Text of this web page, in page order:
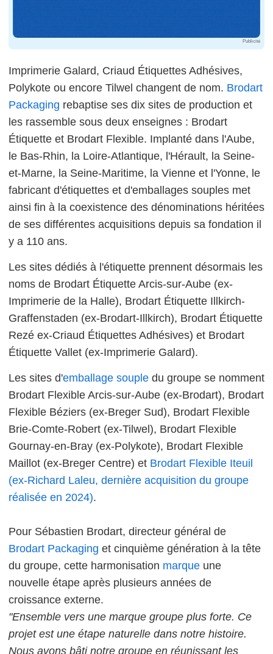
Publicité
Imprimerie Galard, Criaud Étiquettes Adhésives,
Polykote ou encore Tilwel changent de nom. Brodart
Packaging rebaptise ses dix sites de production et
les rassemble sous deux enseignes : Brodart
Étiquette et Brodart Flexible. Implanté dans l'Aube,
le Bas-Rhin, la Loire-Atlantique, l'Hérault, la Seine-
et-Marne, la Seine-Maritime, la Vienne et l'Yonne, le
fabricant d'étiquettes et d'emballages souples met
ainsi fin à la coexistence des dénominations héritées
de ses différentes acquisitions depuis sa fondation il
y a 110 ans.
Les sites dédiés à l'étiquette prennent désormais les
noms de Brodart Étiquette Arcis-sur-Aube (ex-
Imprimerie de la Halle), Brodart Étiquette Illkirch-
Graffenstaden (ex-Brodart-Illkirch), Brodart Étiquette
Rezé ex-Criaud Étiquettes Adhésives) et Brodart
Étiquette Vallet (ex-Imprimerie Galard).
Les sites d'emballage souple du groupe se nomment
Brodart Flexible Arcis-sur-Aube (ex-Brodart), Brodart
Flexible Béziers (ex-Breger Sud), Brodart Flexible
Brie-Comte-Robert (ex-Tilwel), Brodart Flexible
Gournay-en-Bray (ex-Polykote), Brodart Flexible
Maillot (ex-Breger Centre) et Brodart Flexible Iteuil
(ex-Richard Laleu, dernière acquisition du groupe
réalisée en 2024).
Pour Sébastien Brodart, directeur général de
Brodart Packaging et cinquième génération à la tête
du groupe, cette harmonisation marque une
nouvelle étape après plusieurs années de
croissance externe.
"Ensemble vers une marque groupe plus forte. Ce
projet est une étape naturelle dans notre histoire.
Nous avons bâti notre groupe en réunissant les